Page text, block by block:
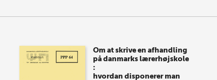
Om at skrive en afhandling
på danmarks lærerhøjskole
:
hvordan disponerer man